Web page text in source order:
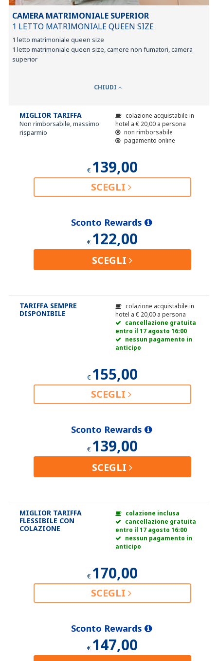
CAMERA MATRIMONIALE SUPERIOR
1 LETTO MATRIMONIALE QUEEN SIZE
1 letto matrimoniale queen size
1 letto matrimoniale queen size, camere non fumatori, camera
superior
CHIUDI
MIGLIOR TARIFFA
Non rimborsabile, massimo
risparmio
colazione acquistabile in
hotel a€ 20,00 a persona
non rimborsabile
pagamento online
€ 139,00
SCEGLI
Sconto Rewards
€ 122,00
SCEGLI
TARIFFA SEMPRE
DISPONIBILE
colazione acquistabile in
hotel a€ 20,00 a persona
cancellazione gratuita
entro il 17 agosto 16:00
nessun pagamento in
anticipo
€ 155,00
SCEGLI
Sconto Rewards
€ 139,00
SCEGLI
MIGLIOR TARIFFA
FLESSIBILE CON
COLAZIONE
colazione inclusa
cancellazione gratuita
entro il 17 agosto 16:00
nessun pagamento in
anticipo
€ 170,00
SCEGLI
Sconto Rewards
€ 147,00